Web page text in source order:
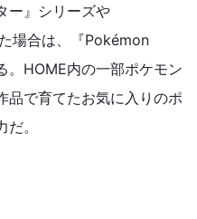
ー』シリーズや
場合は、『Pokémon
。HOME内の一部ポケモン
品で育てたお気に入りのポ
。